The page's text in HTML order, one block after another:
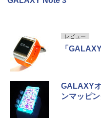
レビュー
「
GALAXY
ンマッピ